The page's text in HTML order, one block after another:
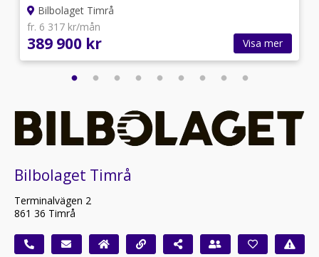
Bilbolaget Timrå
fr. 6 317 kr/mån
389 900 kr Visa mer
Bilbolaget Timrå
Terminalvägen 2
861 36 Timrå